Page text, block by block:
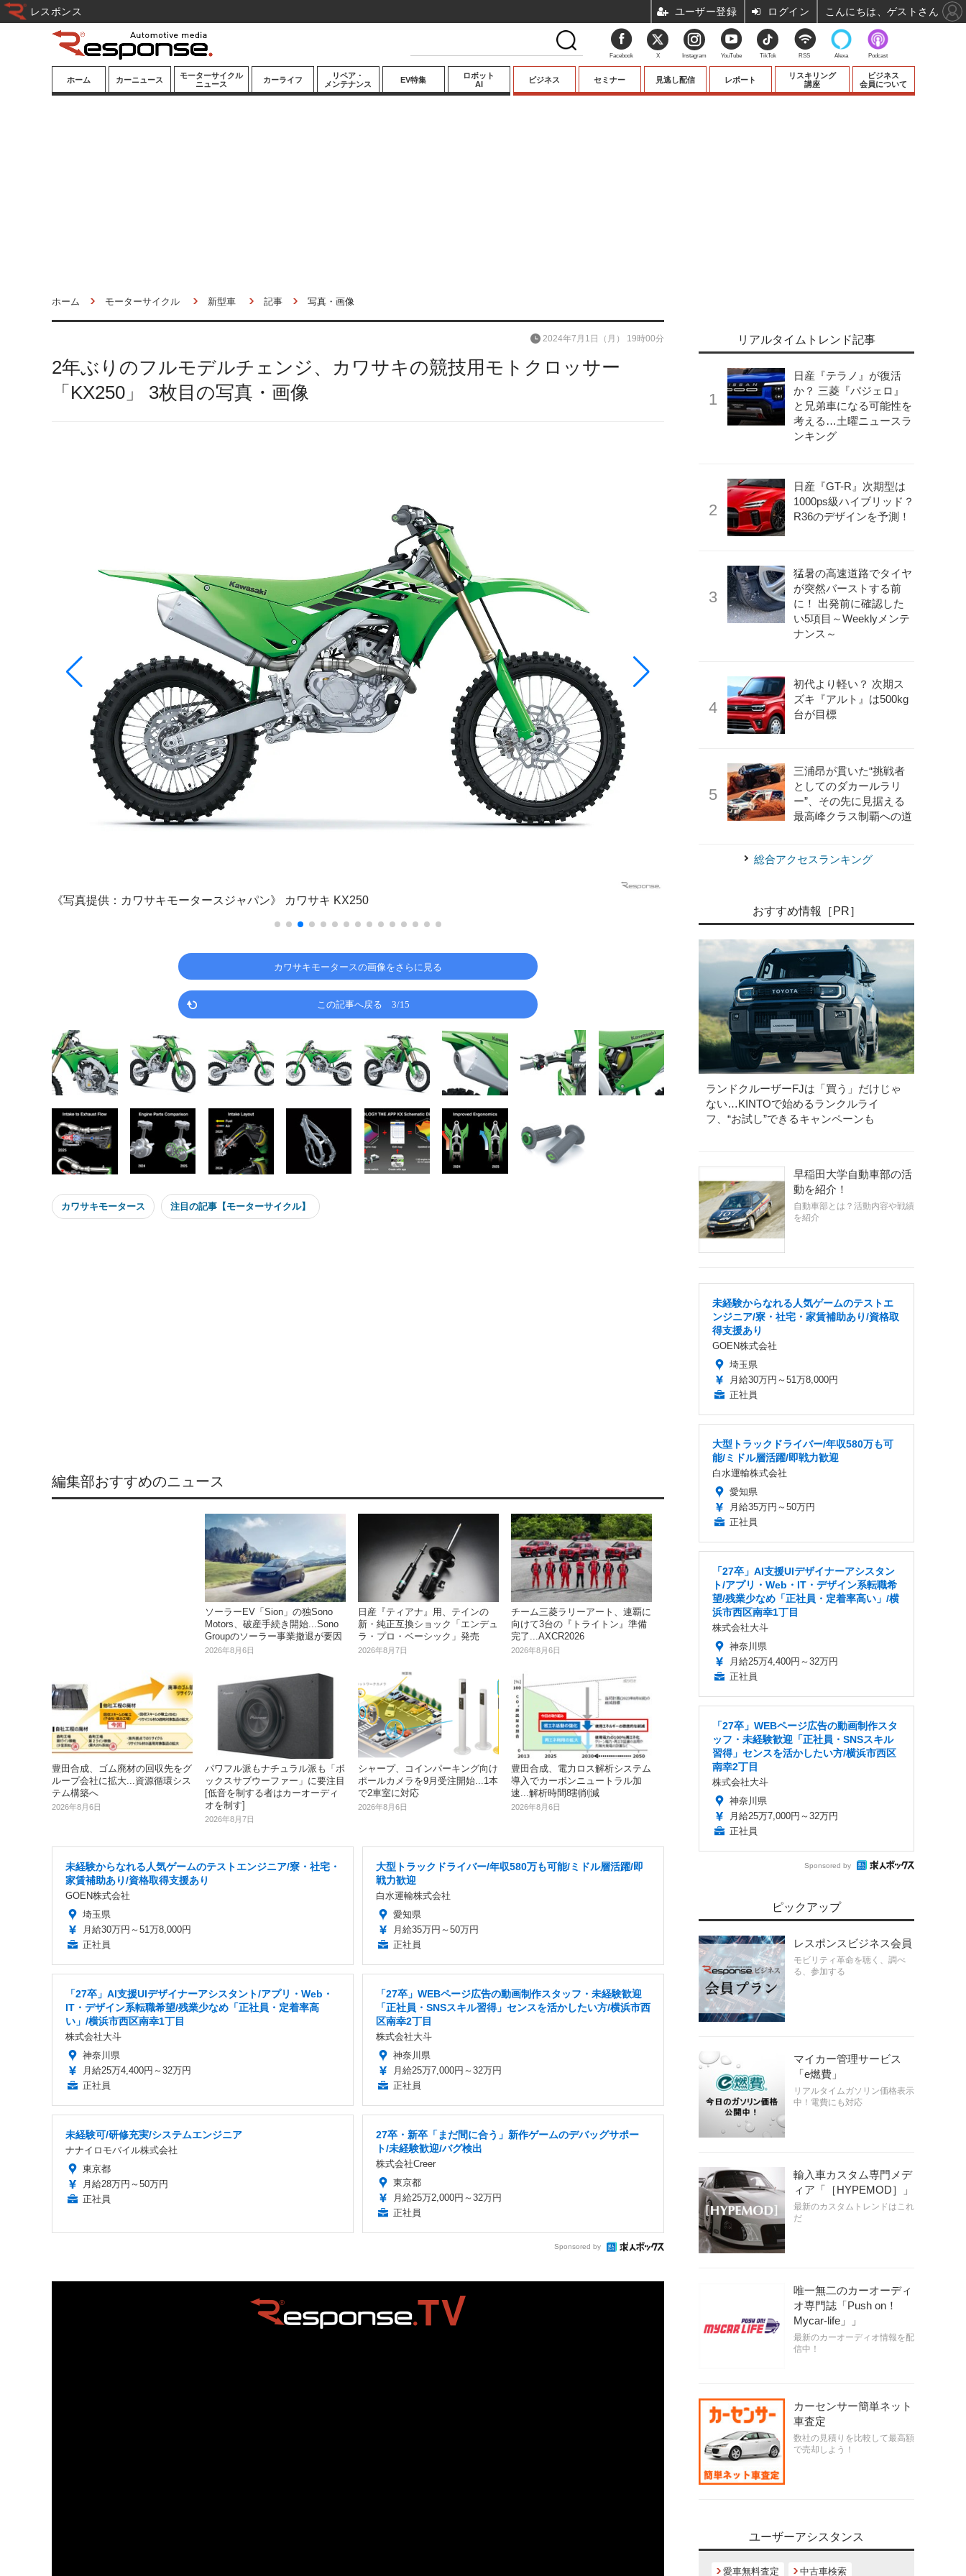
ホーム カーニュース
モーターサイクル
ニュース
カーライフ
リペア・
メンテナンス
EV特集
ロボット
AI
ビジネス セミナー 見逃し配信 レポート
リスキリング
講座
ビジネス
会員について
ホーム モーターサイクル 新型車 記事 写真・画像
2年ぶりのフルモデルチェンジ、カワサキの競技用モトクロッサー
「KX250」 3枚目の写真・画像
2024年7月1日（月） 19時00分
《写真提供：カワサキモータースジャパン》 カワサキ KX250
カワサキモータースの画像をさらに見る
この記事へ戻る 3/15
カワサキモータース 注目の記事【モーターサイクル】
編集部おすすめのニュース
ソーラーEV「Sion」の独Sono
Motors、破産手続き開始...Sono
Groupのソーラー事業撤退が要因
2026年8月6日
日産『ティアナ』用、テインの
新・純正互換ショック「エンデュ
ラ・プロ・ベーシック」発売
2026年8月7日
チーム三菱ラリーアート、連覇に
向けて3台の『トライトン』準備
完了...AXCR2026
2026年8月6日
豊田合成、ゴム廃材の回収先をグ
ループ会社に拡大...資源循環シス
テム構築へ
2026年8月6日
パワフル派もナチュラル派も「ボ
ックスサブウーファー」に要注目
[低音を制する者はカーオーディ
オを制す]
2026年8月7日
シャープ、コインパーキング向け
ポールカメラを9月受注開始...1本
で2車室に対応
2026年8月6日
豊田合成、電力ロス解析システム
導入でカーボンニュートラル加
速...解析時間8割削減
2026年8月6日
未経験からなれる人気ゲームのテストエンジニア/寮・社宅・
家賃補助あり/資格取得支援あり
GOEN株式会社
埼玉県
月給30万円～51万8,000円
正社員
大型トラックドライバー/年収580万も可能/ミドル層活躍/即
戦力歓迎
白水運輸株式会社
愛知県
月給35万円～50万円
正社員
「27卒」AI支援UIデザイナーアシスタント/アプリ・Web・
IT・デザイン系転職希望/残業少なめ「正社員・定着率高
い」/横浜市西区南幸1丁目
株式会社大斗
神奈川県
月給25万4,400円～32万円
正社員
「27卒」WEBページ広告の動画制作スタッフ・未経験歓迎
「正社員・SNSスキル習得」センスを活かしたい方/横浜市西
区南幸2丁目
株式会社大斗
神奈川県
月給25万7,000円～32万円
正社員
未経験可/研修充実/システムエンジニア
ナナイロモバイル株式会社
東京都
月給28万円～50万円
正社員
27卒・新卒「まだ間に合う」新作ゲームのデバッグサポー
ト/未経験歓迎/バグ検出
株式会社Creer
東京都
月給25万2,000円～32万円
正社員
Sponsored by
リアルタイムトレンド記事
日産『テラノ』が復活
か？ 三菱『パジェロ』
と兄弟車になる可能性を
考える…土曜ニュースラ
ンキング
日産『GT-R』次期型は
1000ps級ハイブリッド？
R36のデザインを予測！
猛暑の高速道路でタイヤ
が突然バーストする前
に！ 出発前に確認した
い5項目～Weeklyメンテ
ナンス～
初代より軽い？ 次期ス
ズキ『アルト』は500kg
台が目標
三浦昂が貫いた“挑戦者
としてのダカールラリ
ー”、その先に見据える
最高峰クラス制覇への道
総合アクセスランキング
おすすめ情報［PR］
ランドクルーザーFJは「買う」だけじゃ
ない…KINTOで始めるランクルライ
フ、“お試し”できるキャンペーンも
早稲田大学自動車部の活
動を紹介！
自動車部とは？活動内容や戦績
を紹介
未経験からなれる人気ゲームのテストエ
ンジニア/寮・社宅・家賃補助あり/資格取
得支援あり
GOEN株式会社
埼玉県
月給30万円～51万8,000円
正社員
大型トラックドライバー/年収580万も可
能/ミドル層活躍/即戦力歓迎
白水運輸株式会社
愛知県
月給35万円～50万円
正社員
「27卒」AI支援UIデザイナーアシスタン
ト/アプリ・Web・IT・デザイン系転職希
望/残業少なめ「正社員・定着率高い」/横
浜市西区南幸1丁目
株式会社大斗
神奈川県
月給25万4,400円～32万円
正社員
「27卒」WEBページ広告の動画制作スタ
ッフ・未経験歓迎「正社員・SNSスキル
習得」センスを活かしたい方/横浜市西区
南幸2丁目
株式会社大斗
神奈川県
月給25万7,000円～32万円
正社員
Sponsored by
ピックアップ
レスポンスビジネス会員
モビリティ革命を聴く、調べ
る、参加する
マイカー管理サービス
「e燃費」
リアルタイムガソリン価格表示
中！電費にも対応
輸入車カスタム専門メデ
ィア「［HYPEMOD］」
最新のカスタムトレンドはこれ
だ
唯一無二のカーオーディ
オ専門誌「Push on！
Mycar-life」」
最新のカーオーディオ情報を配
信中！
カーセンサー簡単ネット
車査定
数社の見積りを比較して最高額
で売却しよう！
ユーザーアシスタンス
愛車無料査定 中古車検索
Facebook X Instagram YouTube TikTok RSS Alexa Podcast
レスポンス ユーザー登録 ログイン こんにちは、ゲストさん